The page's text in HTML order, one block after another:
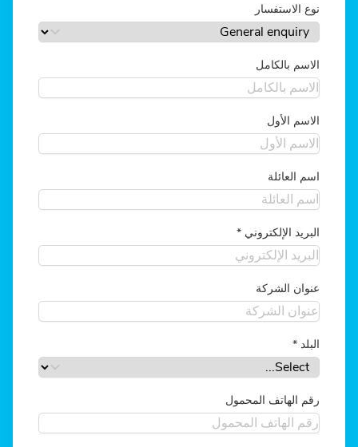
نوع الاستفسار
الاسم بالكامل
الاسم الأول
اسم العائلة
البريد الإلكتروني *
عنوان الشركة
البلد *
رقم الهاتف المحمول